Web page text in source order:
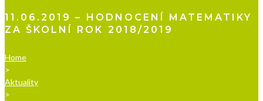
11.06.2019 – HODNOCENÍ MATEMATIKY
ZA ŠKOLNÍ ROK 2018/2019
Home
>
Aktuality
>